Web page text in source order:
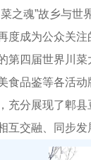
之魂”故乡与世
度成为公众关注
第四届世界川菜
食品鉴等各活
充分展现了郫
互交融、同步发